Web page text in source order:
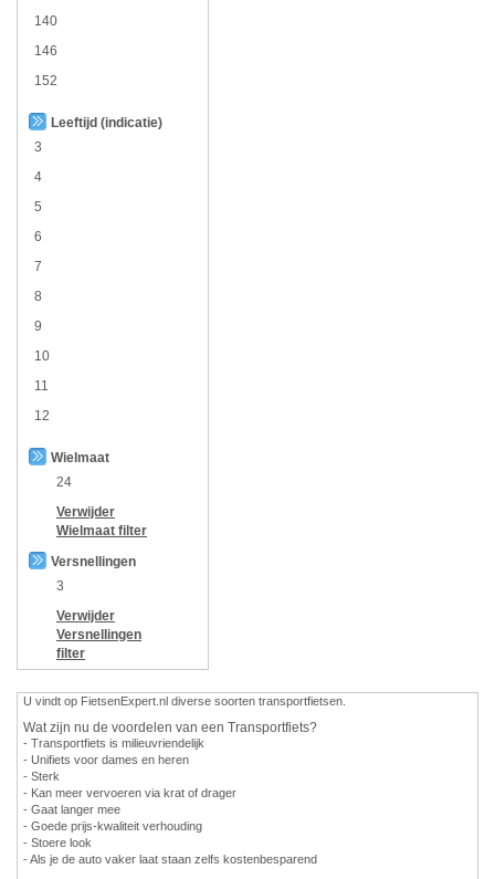
140
146
152
Leeftijd (indicatie)
3
4
5
6
7
8
9
10
11
12
Wielmaat
24
Verwijder
Wielmaat filter
Versnellingen
3
Verwijder
Versnellingen
filter
U vindt op FietsenExpert.nl diverse soorten transportfietsen.
Wat zijn nu de voordelen van een Transportfiets?
- Transportfiets is milieuvriendelijk
- Unifiets voor dames en heren
- Sterk
- Kan meer vervoeren via krat of drager
- Gaat langer mee
- Goede prijs-kwaliteit verhouding
- Stoere look
- Als je de auto vaker laat staan zelfs kostenbesparend